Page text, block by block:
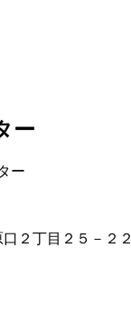
ー
２丁目２５－２２